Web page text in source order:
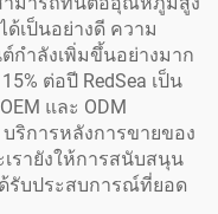
เป็นอย่างดี ความ
กำลังเพิ่มขึ้นอย่างมาก
ต่อปี RedSea เป็น
และ ODM
ริการหลังการขายของ
เรายังให้การสนับสนุน
รับประสบการณ์ที่ยอด